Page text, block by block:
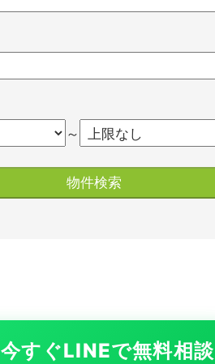
～
今すぐLINEで無料相談